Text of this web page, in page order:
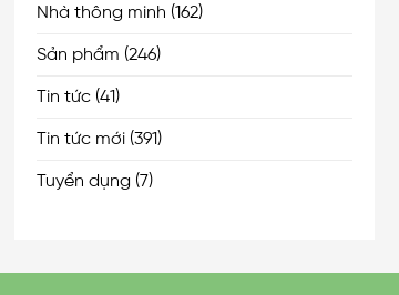
Nhà thông minh (162)
Sản phẩm (246)
Tin tức (41)
Tin tức mới (391)
Tuyển dụng (7)